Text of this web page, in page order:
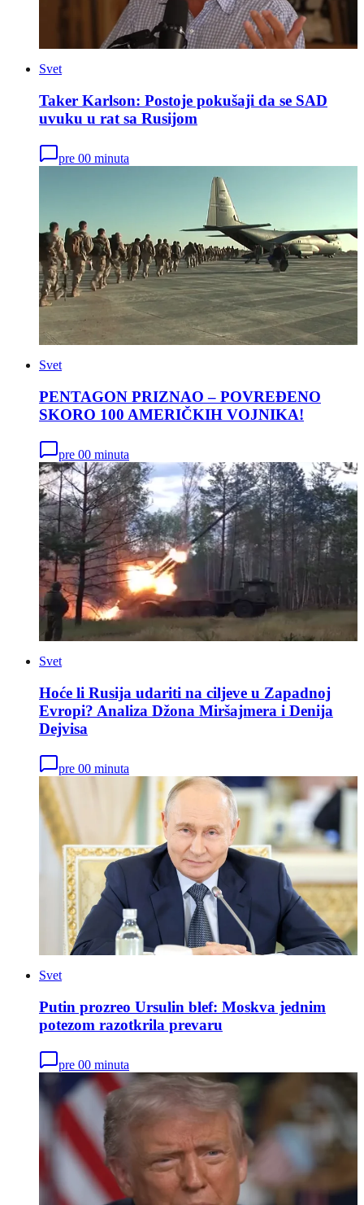
Svet
Taker Karlson: Postoje pokušaji da se SAD
uvuku u rat sa Rusijom
pre 00 minuta
Svet
PENTAGON PRIZNAO – POVREĐENO
SKORO 100 AMERIČKIH VOJNIKA!
pre 00 minuta
Svet
Hoće li Rusija udariti na ciljeve u Zapadnoj
Evropi? Analiza Džona Miršajmera i Denija
Dejvisa
pre 00 minuta
Svet
Putin prozreo Ursulin blef: Moskva jednim
potezom razotkrila prevaru
pre 00 minuta